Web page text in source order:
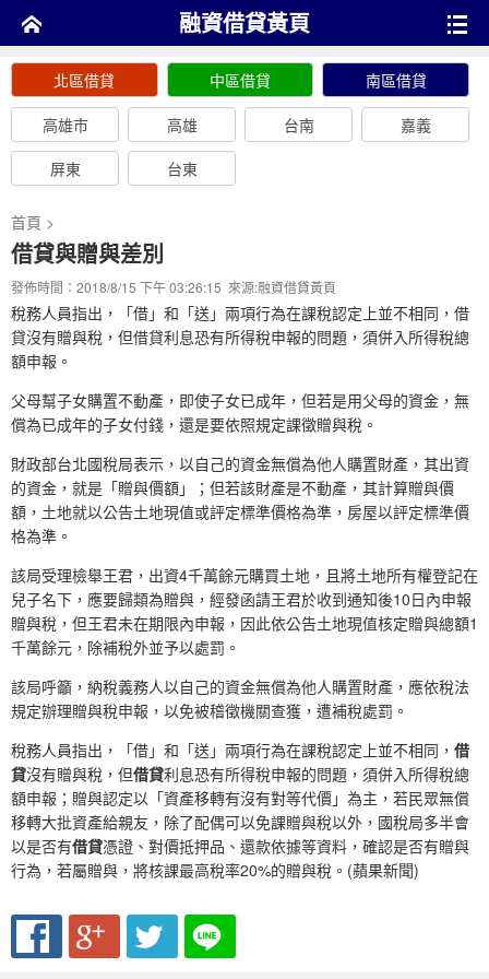
融資借貸黃頁
北區借貸 中區借貸 南區借貸
高雄市 高雄 台南
嘉義
屏東
台東
首頁 >
借貸與贈與差別
發佈時間：2018/8/15 下午 03:26:15 來源:融資借貸黃頁
稅務人員指出，「借」和「送」兩項行為在課稅認定上並不相同，借
貸沒有贈與稅，但借貸利息恐有所得稅申報的問題，須併入所得稅總
額申報。
父母幫子女購置不動產，即使子女已成年，但若是用父母的資金，無
償為已成年的子女付錢，還是要依照規定課徵贈與稅。
財政部台北國稅局表示，以自己的資金無償為他人購置財產，其出資
的資金，就是「贈與價額」；但若該財產是不動產，其計算贈與價
額，土地就以公告土地現值或評定標準價格為準，房屋以評定標準價
格為準。
該局受理檢舉王君，出資4千萬餘元購買土地，且將土地所有權登記在
兒子名下，應要歸類為贈與，經發函請王君於收到通知後10日內申報
贈與稅，但王君未在期限內申報，因此依公告土地現值核定贈與總額1
千萬餘元，除補稅外並予以處罰。
該局呼籲，納稅義務人以自己的資金無償為他人購置財產，應依稅法
規定辦理贈與稅申報，以免被稽徵機關查獲，遭補稅處罰。
稅務人員指出，「借」和「送」兩項行為在課稅認定上並不相同， 借
貸沒有贈與稅，但借貸利息恐有所得稅申報的問題，須併入所得稅總
額申報；贈與認定以「資產移轉有沒有對等代價」為主，若民眾無償
移轉大批資產給親友，除了配偶可以免課贈與稅以外，國稅局多半會
以是否有借貸憑證、對價抵押品、還款依據等資料，確認是否有贈與
行為，若屬贈與，將核課最高稅率20%的贈與稅。(蘋果新聞)